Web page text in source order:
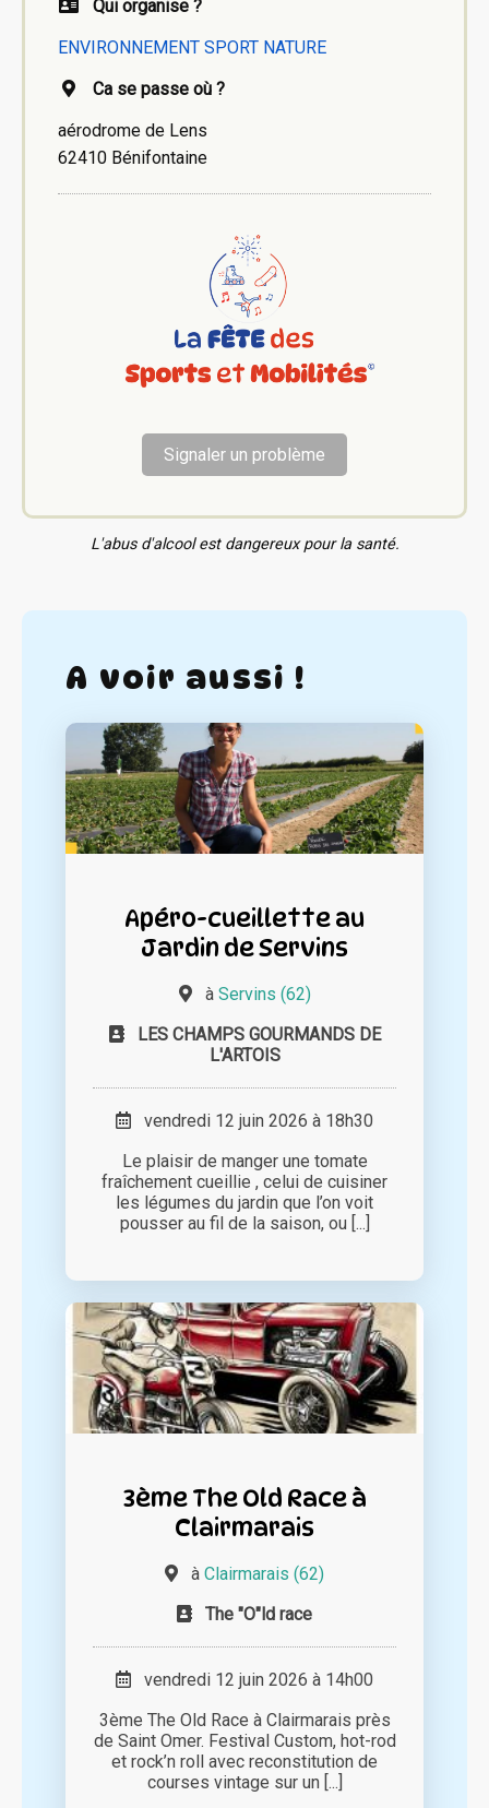
Qui organise ?
ENVIRONNEMENT SPORT NATURE
Ca se passe où ?
aérodrome de Lens
62410 Bénifontaine
Signaler un problème
L'abus d'alcool est dangereux pour la santé.
A voir aussi !
Apéro-cueillette au
Jardin de Servins
à Servins (62)
LES CHAMPS GOURMANDS DE
L'ARTOIS
vendredi 12 juin 2026 à 18h30
Le plaisir de manger une tomate
fraîchement cueillie , celui de cuisiner
les légumes du jardin que l’on voit
pousser au fil de la saison, ou [...]
3ème The Old Race à
Clairmarais
à Clairmarais (62)
The "O"ld race
vendredi 12 juin 2026 à 14h00
3ème The Old Race à Clairmarais près
de Saint Omer. Festival Custom, hot-rod
et rock’n roll avec reconstitution de
courses vintage sur un [...]